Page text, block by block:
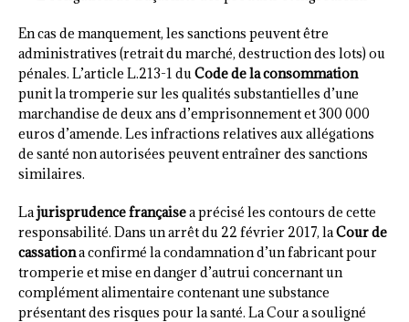
En cas de manquement, les sanctions peuvent être
administratives (retrait du marché, destruction des lots) ou
pénales. L’article L.213-1 duCode de la consommation
punit la tromperie sur les qualités substantielles d’une
marchandise de deux ans d’emprisonnement et 300 000
euros d’amende. Les infractions relatives aux allégations
de santé non autorisées peuvent entraîner des sanctions
similaires.
Lajurisprudence françaisea précisé les contours de cette
responsabilité. Dans un arrêt du 22 février 2017, laCour de
cassationa confirmé la condamnation d’un fabricant pour
tromperie et mise en danger d’autrui concernant un
complément alimentaire contenant une substance
présentant des risques pour la santé. La Cour a souligné